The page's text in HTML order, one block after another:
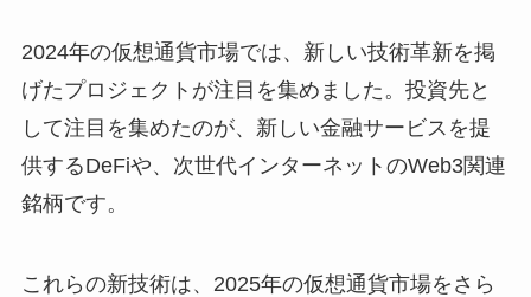
2024年の仮想通貨市場では、新しい技術革新を掲
げたプロジェクトが注目を集めました。投資先と
して注目を集めたのが、新しい金融サービスを提
供するDeFiや、次世代インターネットのWeb3関連
銘柄です。
これらの新技術は、2025年の仮想通貨市場をさら